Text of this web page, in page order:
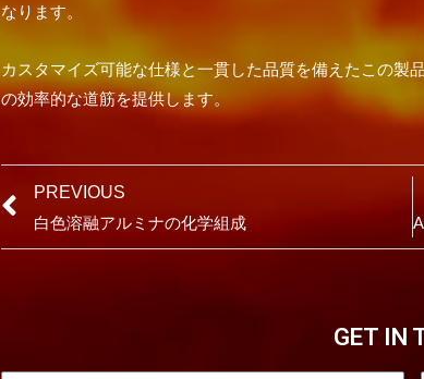
なります。
カスタマイズ可能な仕様と一貫した品質を備えたこの製
の効率的な道筋を提供します。
PREVIOUS
白色溶融アルミナの化学組成
GET IN